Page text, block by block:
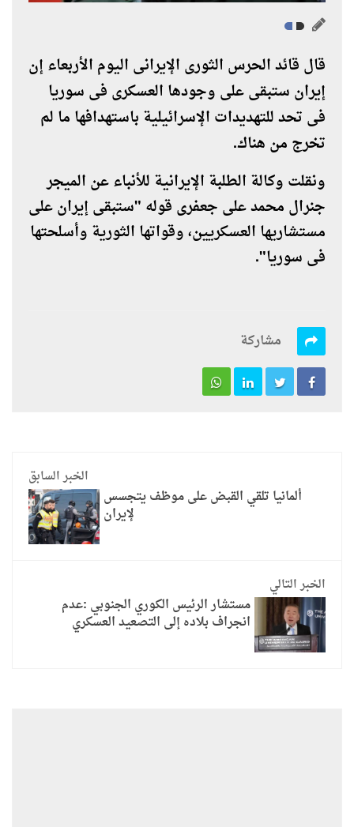
قال قائد الحرس الثورى الإيرانى اليوم الأربعاء إن
إيران ستبقى على وجودها العسكرى فى سوريا
فى تحد للتهديدات الإسرائيلية باستهدافها ما لم
تخرج من هناك.
ونقلت وكالة الطلبة الإيرانية للأنباء عن الميجر
جنرال محمد على جعفرى قوله "ستبقى إيران على
مستشاريها العسكريين، وقواتها الثورية وأسلحتها
فى سوريا".
مشاركة
الخبر السابق
ألمانيا تلقي القبض على موظف يتجسس
لإيران
الخبر التالي
مستشار الرئيس الكوري الجنوبي :عدم
انجراف بلاده إلى التصعيد العسكري